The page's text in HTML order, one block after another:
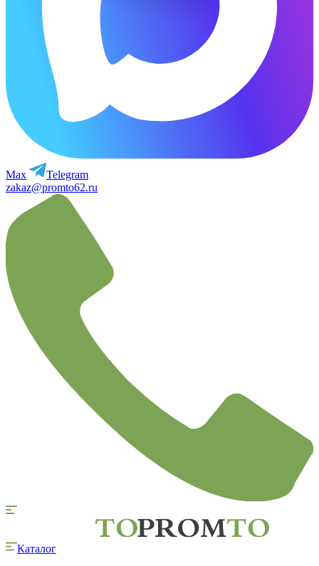
Max
Telegram
zakaz@promto62.ru
Каталог